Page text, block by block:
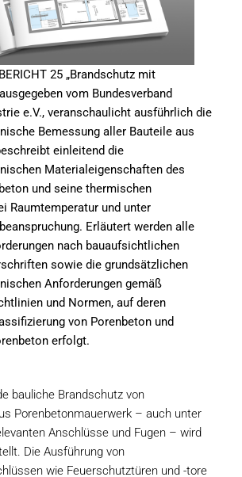
25 „Brandschutz mit
vom Bundesverband
e.V., veranschaulicht ausführlich die
Bemessung aller Bauteile aus
einleitend die
Materialeigenschaften des
und seine thermischen
Raumtemperatur und unter
Erläutert werden alle
nach bauaufsichtlichen
sowie die grundsätzlichen
Anforderungen gemäß
und Normen, auf deren
von Porenbeton und
erfolgt.
bauliche Brandschutz von
Porenbetonmauerwerk – auch unter
Anschlüsse und Fugen – wird
Die Ausführung von
wie Feuerschutztüren und -tore